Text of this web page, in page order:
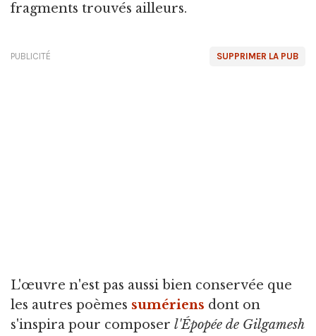
fragments trouvés ailleurs.
SUPPRIMER LA PUB
PUBLICITÉ
L'œuvre n'est pas aussi bien conservée que
les autres poèmes sumériens dont on
s'inspira pour composer l'Épopée de Gilgamesh